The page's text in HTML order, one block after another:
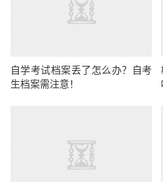
自学考试档案丢了怎么办？自考
生档案需注意！